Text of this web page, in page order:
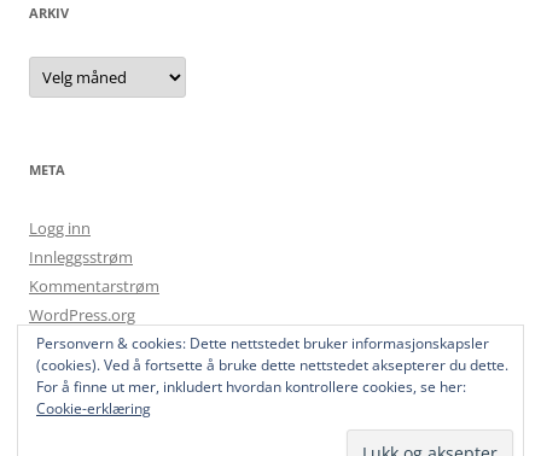
ARKIV
Arkiv
META
Logg inn
Innleggsstrøm
Kommentarstrøm
WordPress.org
Personvern & cookies: Dette nettstedet bruker informasjonskapsler
(cookies). Ved å fortsette å bruke dette nettstedet aksepterer du dette.
For å finne ut mer, inkludert hvordan kontrollere cookies, se her:
Cookie-erklæring